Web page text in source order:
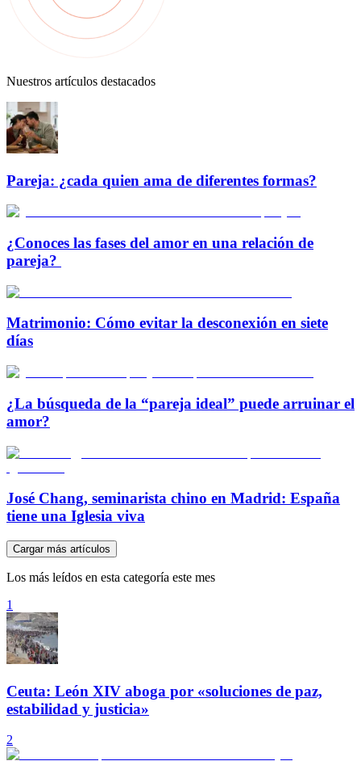
Nuestros artículos destacados
Pareja: ¿cada quien ama de diferentes formas?
¿Conoces las fases del amor en una relación de
pareja?
Matrimonio: Cómo evitar la desconexión en siete
días
¿La búsqueda de la “pareja ideal” puede arruinar el
amor?
José Chang, seminarista chino en Madrid: España
tiene una Iglesia viva
Cargar más artículos
Los más leídos en esta categoría este mes
1
Ceuta: León XIV aboga por «soluciones de paz,
estabilidad y justicia»
2